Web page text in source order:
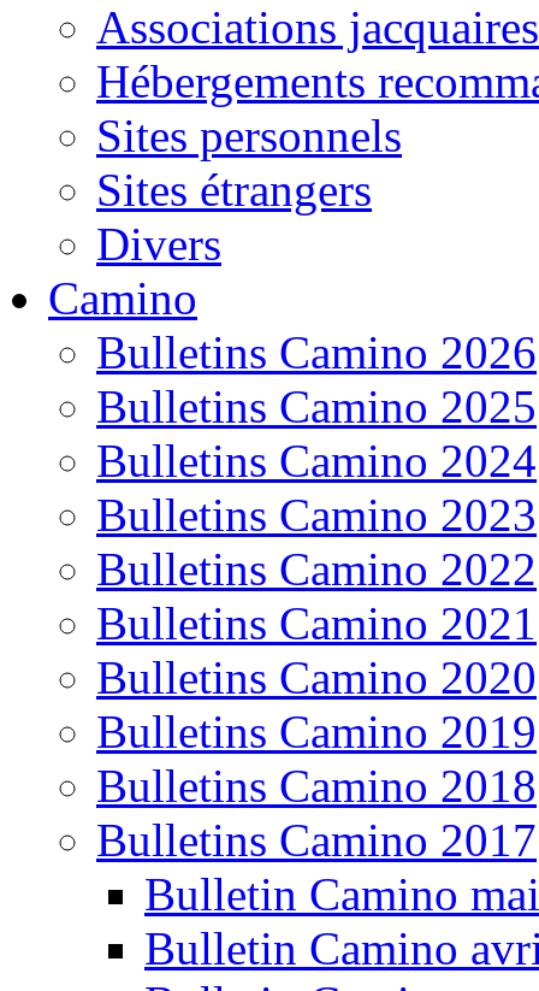
Associations jacquaires
Hébergements
Sites personnels
Sites étrangers
Divers
Camino
Bulletins Camino 2026
Bulletins Camino 2025
Bulletins Camino 2024
Bulletins Camino 2023
Bulletins Camino 2022
Bulletins Camino 2021
Bulletins Camino 2020
Bulletins Camino 2019
Bulletins Camino 2018
Bulletins Camino 2017
Bulletin Camino
Bulletin Camino